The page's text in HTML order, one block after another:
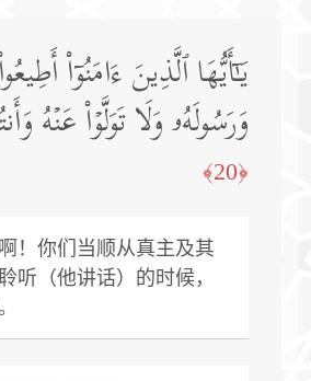
یَـٰۤأَیُّهَا ٱلَّذِینَ ءَامَنُوۤا۟
وَرَسُولَهُۥ وَلَا تَوَلَّوۡا۟ عَنۡهُ
﴿20﴾
！你们当顺从真主及其
听（他讲话）的时候，